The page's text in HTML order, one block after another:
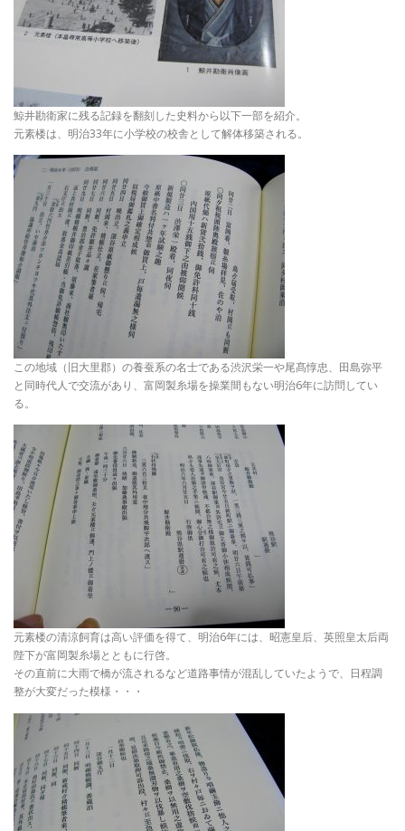
鯨井勘衛家に残る記録を翻刻した史料から以下一部を紹介。
元素楼は、明治33年に小学校の校舎として解体移築される。
この地域（旧大里郡）の養蚕系の名士である渋沢栄一や尾髙惇忠、田島弥平
と同時代人で交流があり、富岡製糸場を操業間もない明治6年に訪問してい
る。
元素楼の清涼飼育は高い評価を得て、明治6年には、昭憲皇后、英照皇太后両
陛下が富岡製糸場とともに行啓。
その直前に大雨で橋が流されるなど道路事情が混乱していたようで、日程調
整が大変だった模様・・・